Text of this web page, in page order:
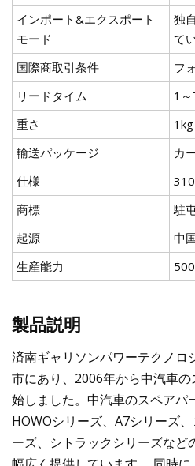
インポート&エクスポート
モード
独
て
国際商取引条件
フ
リードタイム
1
重さ
1kg
輸送パッケージ
カ
仕様
商標
駐
起源
中
生産能力
製品説明
済南ギャリソンパワーテクノロ
市にあり、2006年から中汽車
始しました。中汽車のスペアパ
HOWOシリーズ、A7シリーズ
ーズ、シトラックシリーズなど